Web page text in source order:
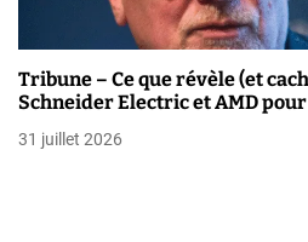
Tribune – Ce que révèle (et
Schneider Electric et AMD
31 juillet 2026